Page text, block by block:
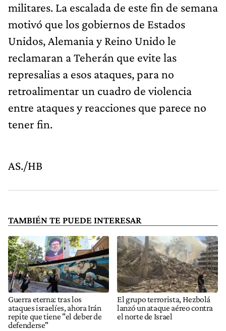
militares. La escalada de este fin de semana
motivó que los gobiernos de Estados
Unidos, Alemania y Reino Unido le
reclamaran a Teherán que evite las
represalias a esos ataques, para no
retroalimentar un cuadro de violencia
entre ataques y reacciones que parece no
tener fin.
AS./HB
TAMBIÉN TE PUEDE INTERESAR
Guerra eterna: tras los
ataques israelíes, ahora Irán
repite que tiene "el deber de
defenderse"
El grupo terrorista, Hezbolá
lanzó un ataque aéreo contra
el norte de Israel